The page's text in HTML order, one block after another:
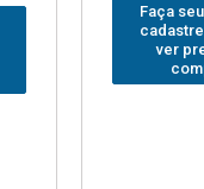
Faça
ver